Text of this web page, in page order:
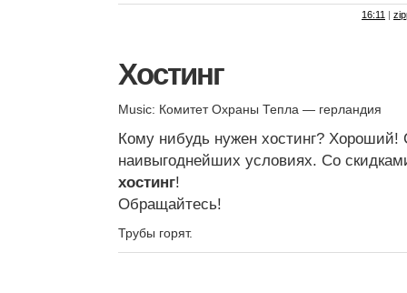
16:11 |
Хостинг
Music: Комитет Охраны Тепла — герландия
Кому нибудь нужен хостинг? Хороший!
наивыгоднейших условиях. Со
хостинг!
Обращайтесь!
Трубы горят.